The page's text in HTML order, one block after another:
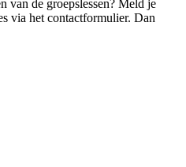
van de groepslessen? Meld je
via het contactformulier. Dan